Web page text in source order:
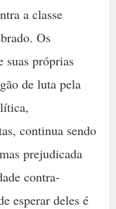
a classe
Os
suas próprias
de luta pela
continua sendo
prejudicada
contra-
esperar deles é